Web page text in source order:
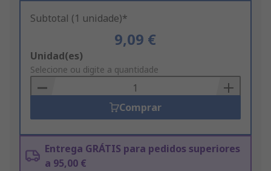
Subtotal (1 unidade)*
9,09 €
Add
to
Basket
Unidad(es)
Selecione ou digite a quantidade
Comprar
Entrega GRÁTIS para pedidos superiores
a 95,00 €